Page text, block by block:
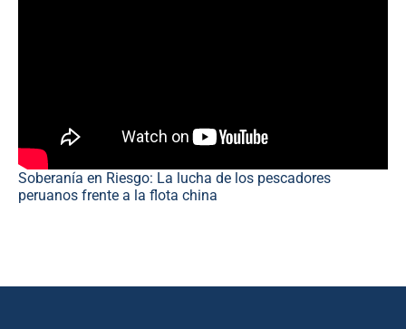
Soberanía en Riesgo: La lucha de los pescadores
peruanos frente a la flota china